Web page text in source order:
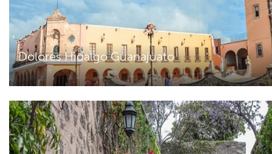
Dolores Hidalgo Guanajuato